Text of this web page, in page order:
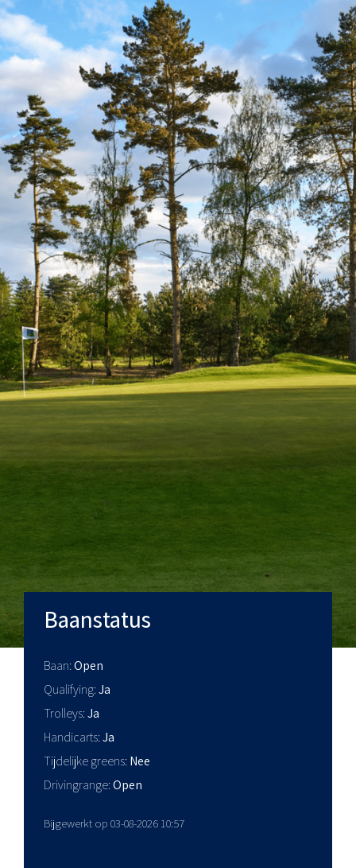
Baanstatus
Baan Open
Qualifying Ja
Trolleys Ja
Handicarts Ja
Tijdelijke greens Nee
Drivingrange Open
Bijgewerkt op 03-08-2026 10:57